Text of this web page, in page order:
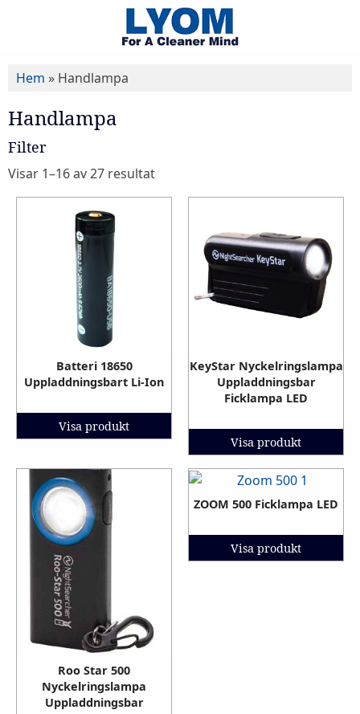
Hem » Handlampa
Handlampa
Filter
Visar 1–16 av 27 resultat
Batteri 18650
Uppladdningsbart Li-Ion
Visa produkt
KeyStar Nyckelringslampa
Uppladdningsbar
Ficklampa LED
Visa produkt
Roo Star 500
Nyckelringslampa
Uppladdningsbar
ZOOM 500 Ficklampa LED
Visa produkt